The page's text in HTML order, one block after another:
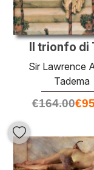
Il trionfo di
Sir Lawrence
Tadema
€164.00€